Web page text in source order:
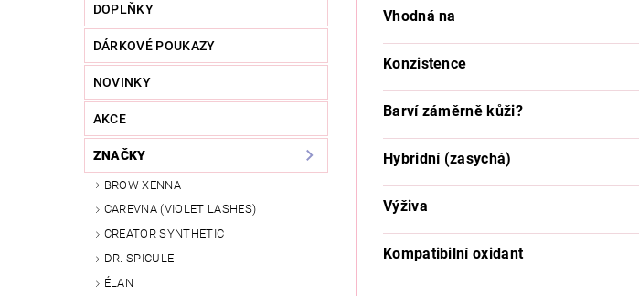
DOPLŇKY
DÁRKOVÉ POUKAZY
NOVINKY
AKCE
ZNAČKY
BROW XENNA
CAREVNA (VIOLET LASHES)
CREATOR SYNTHETIC
DR. SPICULE
ÉLAN
Vhodná na
Konzistence
Barví záměrně kůži?
Hybridní (zasychá)
Výživa
Kompatibilní oxidant